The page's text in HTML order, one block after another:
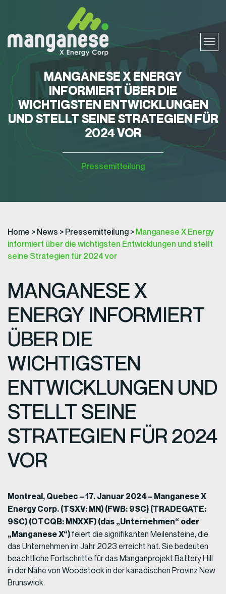
MANGANESE X ENERGY
INFORMIERT ÜBER DIE
WICHTIGSTEN ENTWICKLUNGEN
UND STELLT SEINE STRATEGIEN FÜR
2024 VOR
Pressemitteilung
Home > News > Pressemitteilung > Manganese X Energy
informiert über die wichtigsten Entwicklungen und stellt
seine Strategien für 2024 vor
MANGANESE X
ENERGY INFORMIERT
ÜBER DIE
WICHTIGSTEN
ENTWICKLUNGEN UND
STELLT SEINE
STRATEGIEN FÜR 2024
VOR
Montreal, Quebec – 17. Januar 2024 – Manganese X
Energy Corp. (TSXV: MN) (FWB: 9SC) (TRADEGATE:
9SC) (OTCQB: MNXXF) (das „Unternehmen“ oder
„Manganese X“) feiert die signifikanten Meilensteine, die
das Unternehmen im Jahr 2023 erreicht hat. Sie bedeuten
beachtliche Fortschritte für das Manganprojekt Battery Hill
in der Nähe von Woodstock in der kanadischen Provinz New
Brunswick.